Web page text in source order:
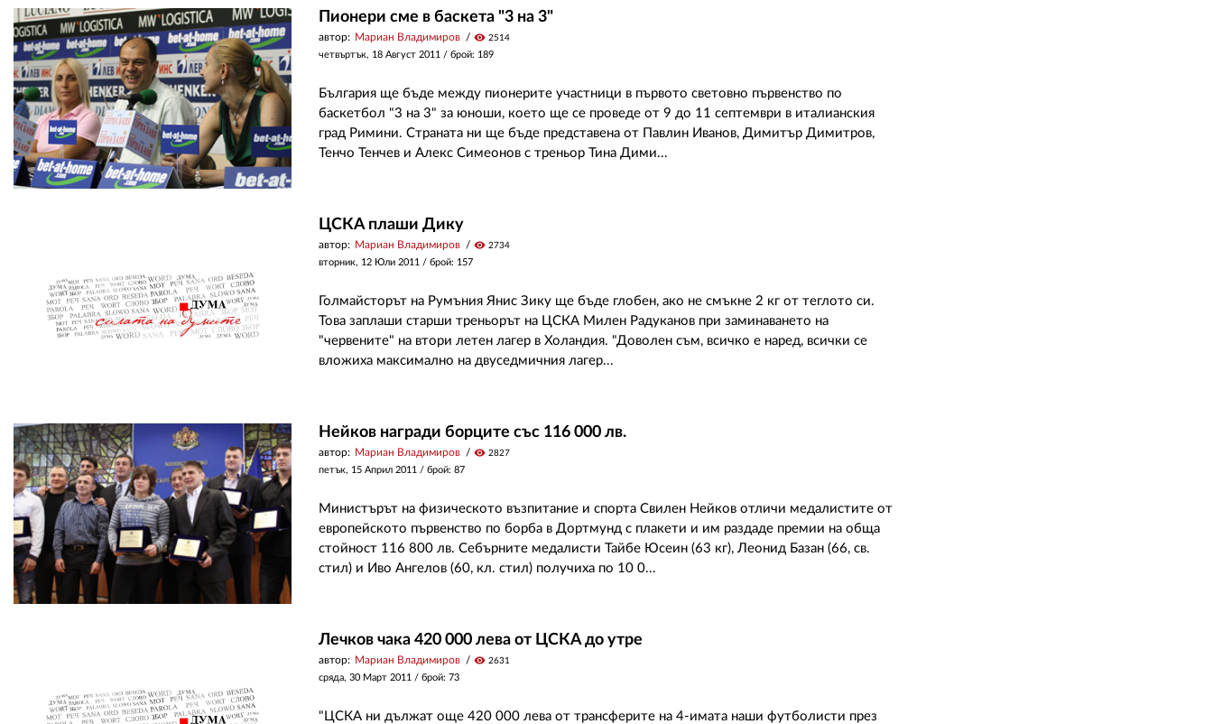
Пионери сме в баскета "3 на 3"
автор: Мариан Владимиров visibility 2514
четвъртък, 18 Август 2011 / брой: 189
България ще бъде между пионерите участници в първото световно първенство по
баскетбол "3 на 3" за юноши, което ще се проведе от 9 до 11 септември в италианския
град Римини. Страната ни ще бъде представена от Павлин Иванов, Димитър Димитров,
Тенчо Тенчев и Алекс Симеонов с треньор Тина Дими...
ЦСКА плаши Дику
автор: Мариан Владимиров visibility 2734
вторник, 12 Юли 2011 / брой: 157
Голмайсторът на Румъния Янис Зику ще бъде глобен, ако не смъкне 2 кг от теглото си.
Това заплаши старши треньорът на ЦСКА Милен Радуканов при заминаването на
"червените" на втори летен лагер в Холандия. "Доволен съм, всичко е наред, всички се
вложиха максимално на двуседмичния лагер...
Нейков награди борците със 116 000 лв.
автор: Мариан Владимиров visibility 2827
петък, 15 Април 2011 / брой: 87
Министърът на физическото възпитание и спорта Свилен Нейков отличи медалистите от
европейското първенство по борба в Дортмунд с плакети и им раздаде премии на обща
стойност 116 800 лв. Себърните медалисти Тайбе Юсеин (63 кг), Леонид Базан (66, св.
стил) и Иво Ангелов (60, кл. стил) получиха по 10 0...
Лечков чака 420 000 лева от ЦСКА до утре
автор: Мариан Владимиров visibility 2631
сряда, 30 Март 2011 / брой: 73
"ЦСКА ни дължат още 420 000 лева от трансферите на 4-имата наши футболисти през